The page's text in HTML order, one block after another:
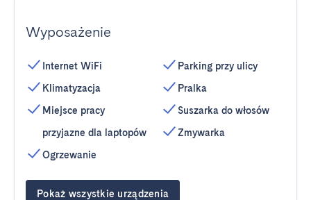
Wyposażenie
Internet WiFi
Klimatyzacja
Miejsce pracy
przyjazne dla laptopów
Ogrzewanie
Parking przy ulicy
Pralka
Suszarka do włosów
Zmywarka
Pokaż wszystkie urządzenia